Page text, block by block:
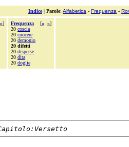
Indice| Parole: Alfabetica - Frequenza -
»]
Frequenza [« »]
20 coscia
20 cuocere
20 demonio
20 difetti
20 disperse
20 dita
20 doglie